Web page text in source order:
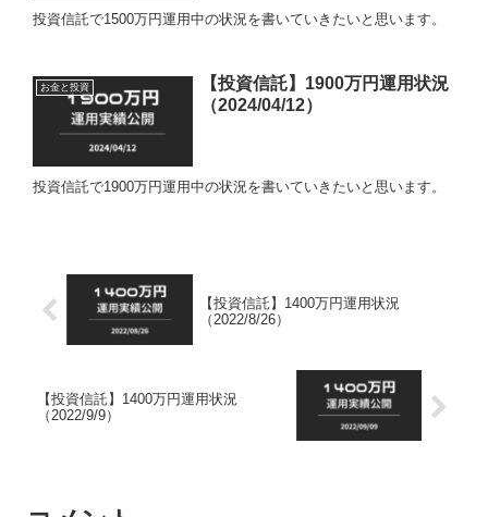
投資信託で1500万円運用中の状況を書いていきたいと思います。
お金と投資
【投資信託】1900万円運用状況
（2024/04/12）
投資信託で1900万円運用中の状況を書いていきたいと思います。
【投資信託】1400万円運用状況
（2022/8/26）
【投資信託】1400万円運用状況
（2022/9/9）